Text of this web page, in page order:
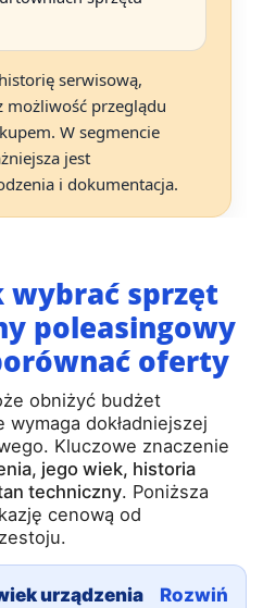
serwisową,
możliwość przeglądu
W segmencie
jest
i dokumentacja.
wybrać sprzęt
poleasingowy
oferty
obniżyć budżet
wymaga dokładniejszej
Kluczowe znaczenie
jego wiek, historia
techniczny. Poniższa
cenową od
urządzenia Rozwiń